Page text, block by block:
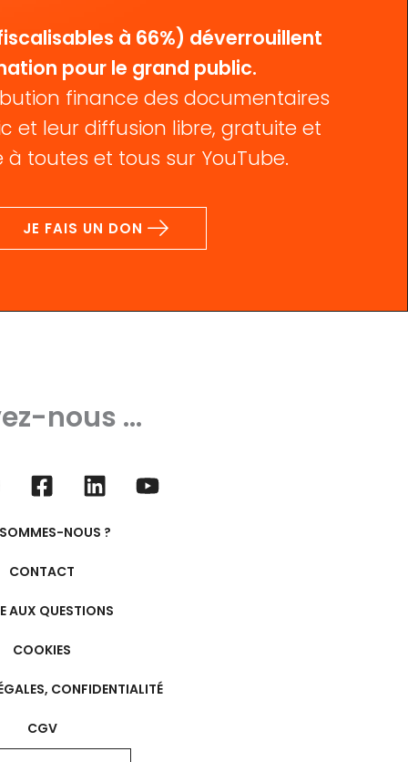
à 66%) déverrouillent
pour le grand public.
finance des documentaires
et leur diffusion libre, gratuite et
à toutes et tous sur YouTube.
JE FAIS UN DON
nous ...
NOUS ?
CONTACT
AUX QUESTIONS
COOKIES
CONFIDENTIALITÉ
CGV